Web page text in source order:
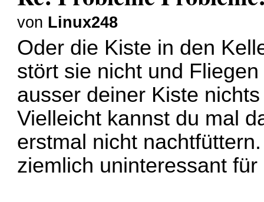
von Linux248
Oder die Kiste in den
stört sie nicht und
ausser deiner Kiste
Vielleicht kannst du mal
erstmal nicht
ziemlich uninteressant